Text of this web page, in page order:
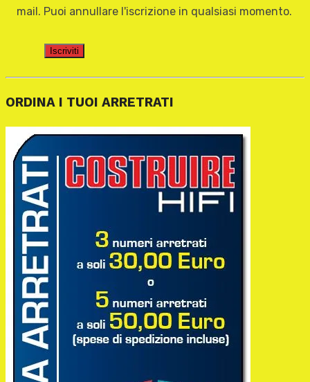
mail. Puoi annullare l'iscrizione in qualsiasi momento.
Iscriviti
ORDINA I TUOI ARRETRATI